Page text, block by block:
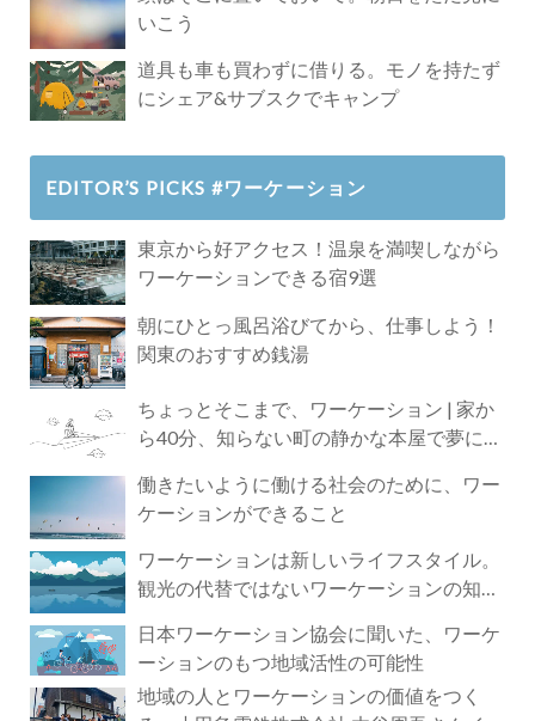
いこう
道具も車も買わずに借りる。モノを持たず
にシェア&サブスクでキャンプ
EDITOR’S PICKS #ワーケーション
東京から好アクセス！温泉を満喫しながら
ワーケーションできる宿9選
朝にひとっ風呂浴びてから、仕事しよう！
関東のおすすめ銭湯
ちょっとそこまで、ワーケーション | 家か
ら40分、知らない町の静かな本屋で夢に近
働きたいように働ける社会のために、ワー
ケーションができること
ワーケーションは新しいライフスタイル。
観光の代替ではないワーケーションの知ら
日本ワーケーション協会に聞いた、ワーケ
ーションのもつ地域活性の可能性
地域の人とワーケーションの価値をつく